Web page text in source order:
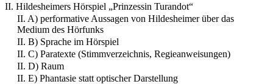
II. Hildesheimers Hörspiel „Prinzessin Turandot“
II. A) performative Aussagen von Hildesheimer über das
Medium des Hörfunks
II. B) Sprache im Hörspiel
II. C) Paratexte (Stimmverzeichnis, Regieanweisungen)
II. D) Raum
II. E) Phantasie statt optischer Darstellung